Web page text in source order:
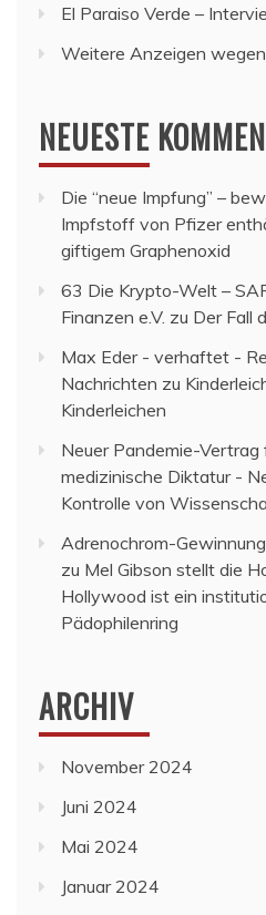
El Paraiso Verde –
Weitere Anzeigen
NEUESTE
Die “neue Impfung” –
Impfstoff von Pfizer
giftigem Graphenoxid
63 Die Krypto-Welt –
Finanzen e.V. zu Der Fall
Max Eder - verhaftet -
Nachrichten zu
Kinderleichen
Neuer Pandemie-
medizinische Diktatur -
Kontrolle von
Adrenochrom-
zu Mel Gibson stellt die
Hollywood ist ein
Pädophilenring
ARCHIV
November 2024
Juni 2024
Mai 2024
Januar 2024